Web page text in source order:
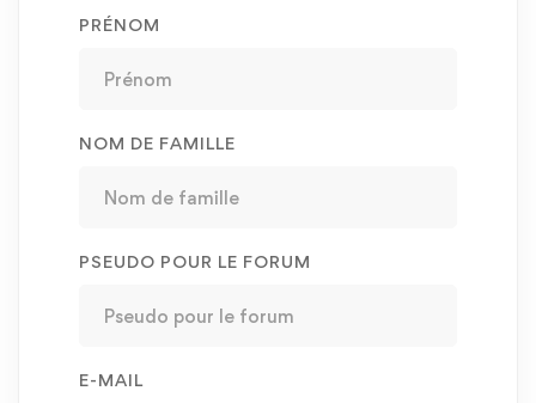
PRÉNOM
NOM DE FAMILLE
PSEUDO POUR LE FORUM
E-MAIL